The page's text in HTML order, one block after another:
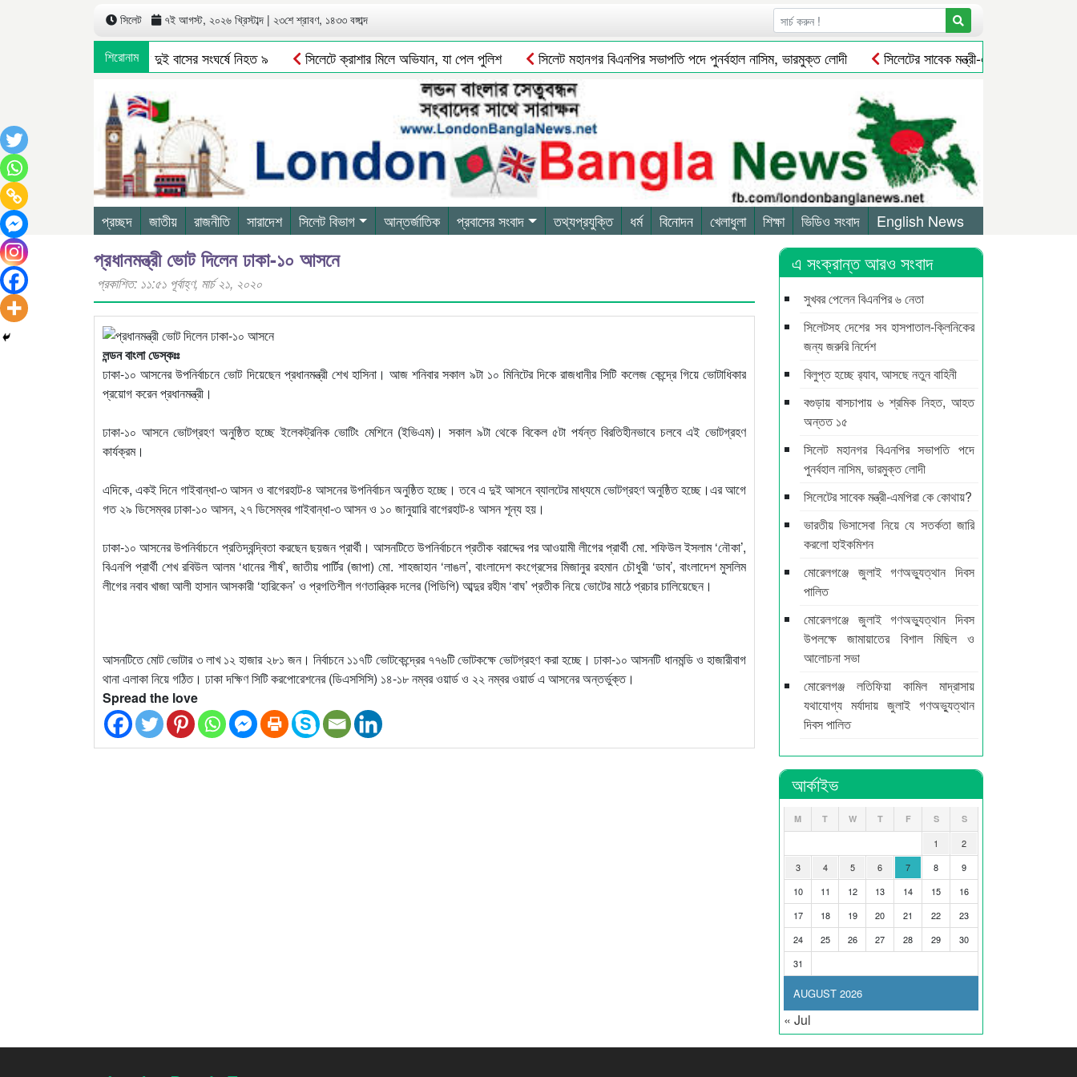
সিলেট ৭ই আগস্ট, ২০২৬ খ্রিস্টাব্দ | ২৩শে শ্রাবণ, ১৪৩৩ বঙ্গাব্দ
শিরোনাম
সিলেটে দুই বাসের সংঘর্ষে নিহত ৯ সিলেটে ক্রাশার মিলে অভিযান, যা পেল পুলিশ সিলেট মহানগর বিএনপির সভাপতি পদে পুনর্বহাল নাসিম, ভারমুক্ত লোদী সিলেটের সাবেক মন্ত্রী-এমপিরা কে কোথায়?
প্রচ্ছদ জাতীয় রাজনীতি সারাদেশ সিলেট বিভাগ আন্তর্জাতিক প্রবাসের সংবাদ তথ্যপ্রযুক্তি ধর্ম বিনোদন খেলাধুলা শিক্ষা ভিডিও সংবাদ English News
প্রধানমন্ত্রী ভোট দিলেন ঢাকা-১০ আসনে
প্রকাশিত: ১১:৫১ পূর্বাহ্ণ, মার্চ ২১, ২০২০
লন্ডন বাংলা ডেস্কঃঃ
ঢাকা-১০ আসনের উপনির্বাচনে ভোট দিয়েছেন প্রধানমন্ত্রী শেখ হাসিনা। আজ শনিবার সকাল ৯টা ১০ মিনিটের দিকে রাজধানীর সিটি কলেজ কেন্দ্রে গিয়ে ভোটাধিকার
প্রয়োগ করেন প্রধানমন্ত্রী।
ঢাকা-১০ আসনে ভোটগ্রহণ অনুষ্ঠিত হচ্ছে ইলেকট্রনিক ভোটিং মেশিনে (ইভিএম)। সকাল ৯টা থেকে বিকেল ৫টা পর্যন্ত বিরতিহীনভাবে চলবে এই ভোটগ্রহণ
কার্যক্রম।
এদিকে, একই দিনে গাইবান্ধা-৩ আসন ও বাগেরহাট-৪ আসনের উপনির্বাচন অনুষ্ঠিত হচ্ছে। তবে এ দুই আসনে ব্যালটের মাধ্যমে ভোটগ্রহণ অনুষ্ঠিত হচ্ছে।এর আগে
গত ২৯ ডিসেম্বর ঢাকা-১০ আসন, ২৭ ডিসেম্বর গাইবান্ধা-৩ আসন ও ১০ জানুয়ারি বাগেরহাট-৪ আসন শূন্য হয়।
ঢাকা-১০ আসনের উপনির্বাচনে প্রতিদ্বন্দ্বিতা করছেন ছয়জন প্রার্থী। আসনটিতে উপনির্বাচনে প্রতীক বরাদ্দের পর আওয়ামী লীগের প্রার্থী মো. শফিউল ইসলাম ‘নৌকা’,
বিএনপি প্রার্থী শেখ রবিউল আলম ‘ধানের শীর্ষ’, জাতীয় পার্টির (জাপা) মো. শাহজাহান ‘লাঙল’, বাংলাদেশ কংগ্রেসের মিজানুর রহমান চৌধুরী ‘ডাব’, বাংলাদেশ মুসলিম
লীগের নবাব খাজা আলী হাসান আসকারী ‘হারিকেন’ ও প্রগতিশীল গণতান্ত্রিক দলের (পিডিপি) আব্দুর রহীম ‘বাঘ’ প্রতীক নিয়ে ভোটের মাঠে প্রচার চালিয়েছেন।
আসনটিতে মোট ভোটার ৩ লাখ ১২ হাজার ২৮১ জন। নির্বাচনে ১১৭টি ভোটকেন্দ্রের ৭৭৬টি ভোটকক্ষে ভোটগ্রহণ করা হচ্ছে। ঢাকা-১০ আসনটি ধানমন্ডি ও হাজারীবাগ
থানা এলাকা নিয়ে গঠিত। ঢাকা দক্ষিণ সিটি করপোরেশনের (ডিএসসিসি) ১৪-১৮ নম্বর ওয়ার্ড ও ২২ নম্বর ওয়ার্ড এ আসনের অন্তর্ভুক্ত।
Spread the love
এ সংক্রান্ত আরও সংবাদ
সুখবর পেলেন বিএনপির ৬ নেতা
সিলেটসহ দেশের সব হাসপাতাল-ক্লিনিকের
জন্য জরুরি নির্দেশ
বিলুপ্ত হচ্ছে র‍্যাব, আসছে নতুন বাহিনী
বগুড়ায় বাসচাপায় ৬ শ্রমিক নিহত, আহত
অন্তত ১৫
সিলেট মহানগর বিএনপির সভাপতি পদে
পুনর্বহাল নাসিম, ভারমুক্ত লোদী
সিলেটের সাবেক মন্ত্রী-এমপিরা কে কোথায়?
ভারতীয় ভিসাসেবা নিয়ে যে সতর্কতা জারি
করলো হাইকমিশন
মোরেলগঞ্জে জুলাই গণঅভ্যুত্থান দিবস
পালিত
মোরেলগঞ্জে জুলাই গণঅভ্যুত্থান দিবস
উপলক্ষে জামায়াতের বিশাল মিছিল ও
আলোচনা সভা
মোরেলগঞ্জ লতিফিয়া কামিল মাদ্রাসায়
যথাযোগ্য মর্যাদায় জুলাই গণঅভ্যুত্থান
দিবস পালিত
আর্কাইভ
AUGUST 2026
M T W T F S S
1
2
3
4 5 6 7 8
9
10
11 12 13 14 15
16
17
18 19 20 21 22
23
24
25 26 27 28 29
30
31
« Jul